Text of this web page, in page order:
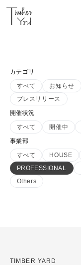
カテゴリ
すべて
お知らせ
プレスリリース
開催状況
すべて
開催中
事業部
すべて
HOUSE
PROFESSIONAL
Others
TIMBER YARD